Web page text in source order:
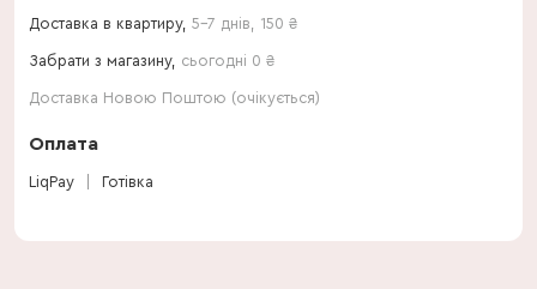
Доставка в квартиру, 5-7 днів 150 ₴
Забрати з магазину, сьогодні 0 ₴
Доставка Новою Поштою (очікується)
Оплата
LiqPay Готівка